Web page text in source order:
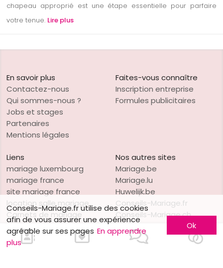
chapeau approprié est une étape essentielle pour parfaire
votre tenue. Lire plus
En savoir plus
Contactez-nous
Qui sommes-nous ?
Jobs et stages
Partenaires
Mentions légales
Faites-vous connaître
Inscription entreprise
Formules publicitaires
Liens
mariage luxembourg
mariage france
site mariage france
location salle mariage
Carnets de mariage
location salle
voiture de cérémonie
robes de mariée
Nos autres sites
Mariage.be
Mariage.lu
Huwelijk.be
Conseils-Mariage.fr
Conseils-Mariage.ch
Consejos-Boda.es
CeremonyGuide.com
Conseils-Mariage.fr utilise des cookies
afin de vous assurer une expérience
agréable sur ses pages En apprendre
plus
Ok